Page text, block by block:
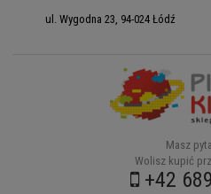
ul. Wygodna 23, 94-024 Łódź
Masz
Wolisz kupić
+42